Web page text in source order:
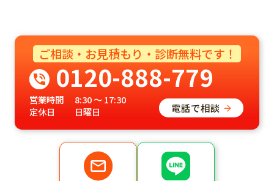
ご相談・お見積もり・診断無料です！
0120-888-779
営業時間
8:30 ～ 17:30
定休日
日曜日 電話で相談